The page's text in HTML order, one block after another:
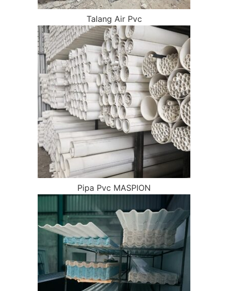
Talang Air Pvc
Pipa Pvc MASPION